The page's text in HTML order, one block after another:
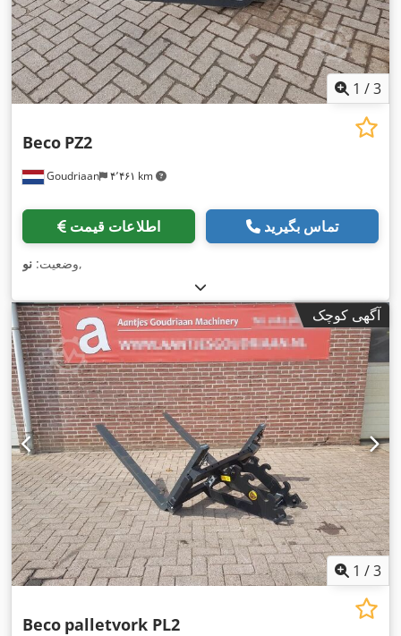
1 /3
Goudriaan ۴٬۴۶۱ km
Beco PZ2
اطلاعات قیمت تماس بگیرید
وضعیت: نو ,
آگهی کوچک
1 /3
Beco palletvork PL2